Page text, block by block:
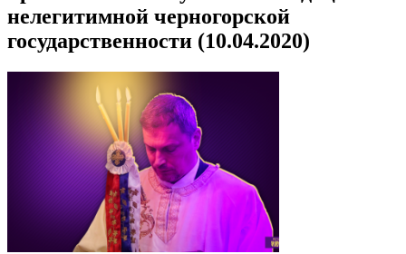
нелегитимной черногорской
государственности (10.04.2020)